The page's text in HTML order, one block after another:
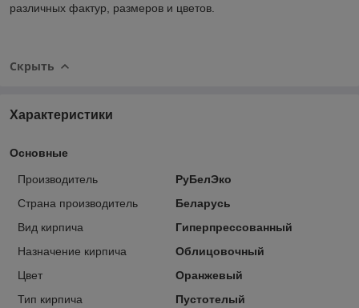
различных фактур, размеров и цветов.
Скрыть
Характеристики
Основные
Производитель
РуБелЭко
Страна производитель
Беларусь
Вид кирпича
Гиперпрессованный
Назначение кирпича
Облицовочный
Цвет
Оранжевый
Тип кирпича
Пустотелый